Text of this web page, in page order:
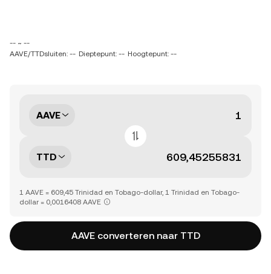
-- ~ --
AAVE/TTDsluiten: -- Dieptepunt: -- Hoogtepunt: --
AAVE
TTD
1 AAVE = 609,45 Trinidad en Tobago-dollar, 1 Trinidad en Tobago-
dollar = 0,0016408 AAVE
AAVE converteren naar TTD